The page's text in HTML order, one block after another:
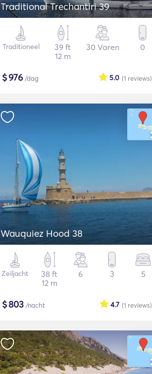
Traditional Trechantiri 39
Traditioneel
39 ft
12 m
30 Varen 0
$976/dag (1 reviews)
5.0
Wauquiez Hood 38
Zeiljacht
38 ft
12 m
6 3 5
$803 /nacht (1 reviews)
4.7